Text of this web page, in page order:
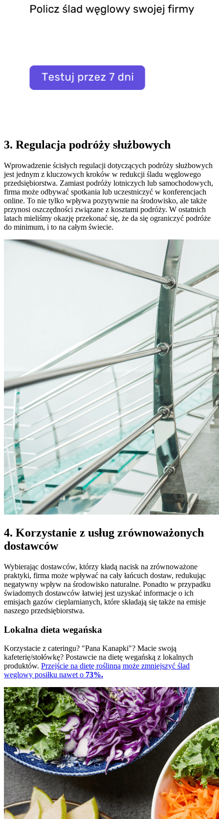
3. Regulacja podróży służbowych
Wprowadzenie ścisłych regulacji dotyczących podróży służbowych
jest jednym z kluczowych kroków w redukcji śladu węglowego
przedsiębiorstwa. Zamiast podróży lotniczych lub samochodowych,
firma może odbywać spotkania lub uczestniczyć w konferencjach
online. To nie tylko wpływa pozytywnie na środowisko, ale także
przynosi oszczędności związane z kosztami podróży. W ostatnich
latach mieliśmy okazję przekonać się, że da się ograniczyć podróże
do minimum, i to na całym świecie.
4. Korzystanie z usług zrównoważonych
dostawców
Wybierając dostawców, którzy kładą nacisk na zrównoważone
praktyki, firma może wpływać na cały łańcuch dostaw, redukując
negatywny wpływ na środowisko naturalne. Ponadto w przypadku
świadomych dostawców łatwiej jest uzyskać informacje o ich
emisjach gazów cieplarnianych, które składają się także na emisje
naszego przedsiębiorstwa.
Lokalna dieta wegańska
Korzystacie z cateringu? "Pana Kanapki"? Macie swoją
kafeterię/stołówkę? Postawcie na dietę wegańską z lokalnych
produktów. Przejście na dietę roślinną może zmniejszyć ślad
węglowy posiłku nawet o 73%.